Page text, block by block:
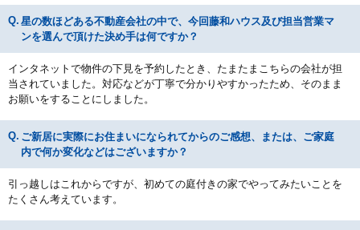
星の数ほどある不動産会社の中で、今回藤和ハウス及び担当営業マ
ンを選んで頂けた決め手は何ですか？
インタネットで物件の下見を予約したとき、たまたまこちらの会社が担
当されていました。対応などが丁寧で分かりやすかったため、そのまま
お願いをすることにしました。
ご新居に実際にお住まいになられてからのご感想、または、ご家庭
内で何か変化などはございますか？
引っ越しはこれからですが、初めての庭付きの家でやってみたいことを
たくさん考えています。